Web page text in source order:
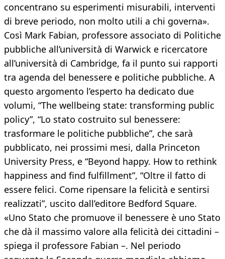
concentrano su esperimenti misurabili, interventi
di breve periodo, non molto utili a chi governa».
Così Mark Fabian, professore associato di Politiche
pubbliche all’università di Warwick e ricercatore
all’università di Cambridge, fa il punto sui rapporti
tra agenda del benessere e politiche pubbliche. A
questo argomento l’esperto ha dedicato due
volumi, “The wellbeing state: transforming public
policy”, “Lo stato costruito sul benessere:
trasformare le politiche pubbliche”, che sarà
pubblicato, nei prossimi mesi, dalla Princeton
University Press, e “Beyond happy. How to rethink
happiness and find fulfillment”, “Oltre il fatto di
essere felici. Come ripensare la felicità e sentirsi
realizzati”, uscito dall’editore Bedford Square.
«Uno Stato che promuove il benessere è uno Stato
che dà il massimo valore alla felicità dei cittadini –
spiega il professore Fabian –. Nel periodo